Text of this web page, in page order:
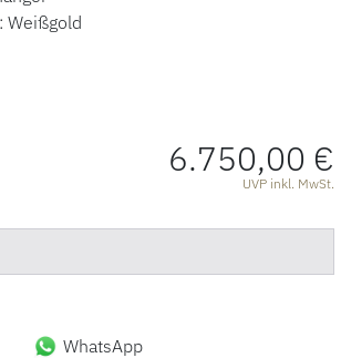
Weißgold
6.750,00 €
UVP inkl. MwSt.
WhatsApp